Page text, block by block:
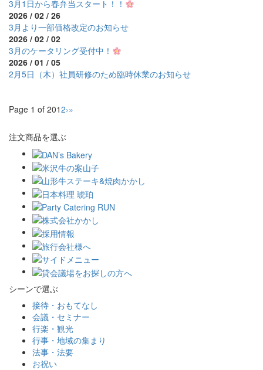
3月1日から春弁当スタート！！
2026 / 02 / 26
3月より一部価格改定のお知らせ
2026 / 02 / 02
3月のケータリング受付中！
2026 / 01 / 05
2月5日（木）社員研修のため臨時休業のお知らせ
Page 1 of 2012›»
注文商品を選ぶ
シーンで選ぶ
接待・おもてなし
会議・セミナー
行楽・観光
行事・地域の集まり
法事・法要
お祝い